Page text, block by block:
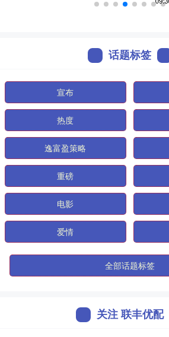
话题标签
宣布
热度
逸富盈策略
重磅
电影
爱情
全部话题标签
关注 联丰优配